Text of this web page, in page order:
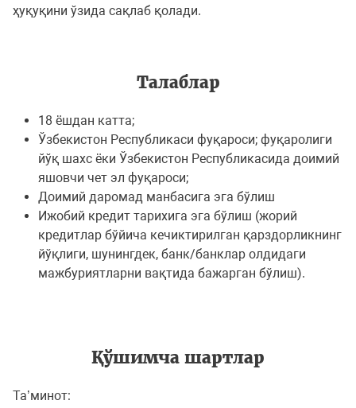
ҳуқуқини ўзида сақлаб қолади.
Талаблар
18 ёшдан катта;
Ўзбекистон Республикаси фуқароси; фуқаролиги
йўқ шахс ёки Ўзбекистон Республикасида доимий
яшовчи чет эл фуқароси;
Доимий даромад манбасига эга бўлиш
Ижобий кредит тарихига эга бўлиш (жорий
кредитлар бўйича кечиктирилган қарздорликнинг
йўқлиги, шунингдек, банк/банклар олдидаги
мажбуриятларни вақтида бажарган бўлиш).
Қўшимча шартлар
Таʼминот: